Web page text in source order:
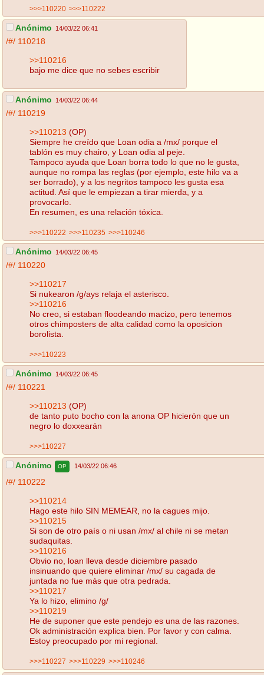
>>>110220 >>>110222
Anónimo 14/03/22 06:41
/#/ 110218
>>110216
bajo me dice que no sebes escribir
Anónimo 14/03/22 06:44
/#/ 110219
>>110213 (OP)
Siempre he creído que Loan odia a /mx/ porque el
tablón es muy chairo, y Loan odia al peje.
Tampoco ayuda que Loan borra todo lo que no le gusta,
aunque no rompa las reglas (por ejemplo, este hilo va a
ser borrado), y a los negritos tampoco les gusta esa
actitud. Así que le empiezan a tirar mierda, y a
provocarlo.
En resumen, es una relación tóxica.
>>>110222 >>>110235 >>>110246
Anónimo 14/03/22 06:45
/#/ 110220
>>110217
Si nukearon /g/ays relaja el asterisco.
>>110216
No creo, si estaban floodeando macizo, pero tenemos
otros chimposters de alta calidad como la oposicion
borolista.
>>>110223
Anónimo 14/03/22 06:45
/#/ 110221
>>110213 (OP)
de tanto puto bocho con la anona OP hicierón que un
negro lo doxxearán
>>>110227
Anónimo OP 14/03/22 06:46
/#/ 110222
>>110214
Hago este hilo SIN MEMEAR, no la cagues mijo.
>>110215
Si son de otro país o ni usan /mx/ al chile ni se metan
sudaquitas.
>>110216
Obvio no, loan lleva desde diciembre pasado
insinuando que quiere eliminar /mx/ su cagada de
juntada no fue más que otra pedrada.
>>110217
Ya lo hizo, elimino /g/
>>110219
He de suponer que este pendejo es una de las razones.
Ok administración explica bien. Por favor y con calma.
Estoy preocupado por mi regional.
>>>110227 >>>110229 >>>110246